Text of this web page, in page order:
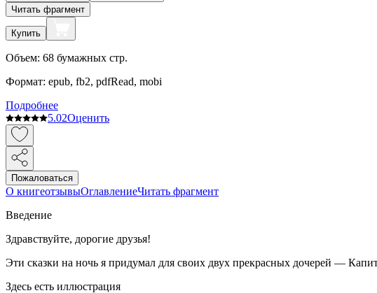
Читать фрагмент
Купить
Объем: 68 бумажных стр.
Формат: epub, fb2, pdfRead, mobi
Подробнее
5.02Оценить
Пожаловаться
О книгеотзывыОглавлениеЧитать фрагмент
Введение
Здравствуйте, дорогие друзья!
Эти сказки на ночь я придумал для своих двух прекрасных дочерей —
Здесь есть иллюстрация